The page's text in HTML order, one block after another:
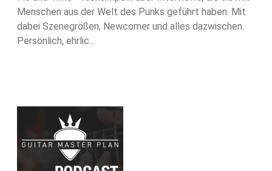
Menschen aus der Welt des Punks geführt haben. Mit
dabei Szenegrößen, Newcomer und alles dazwischen.
Persönlich, ehrlic...